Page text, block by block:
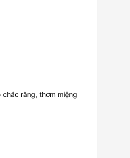
răng, thơm miệng